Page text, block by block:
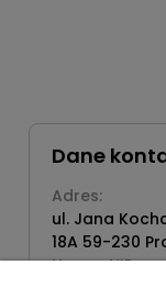
Dane
Adres:
ul. Jana
18A 59-230
Numer NIP: